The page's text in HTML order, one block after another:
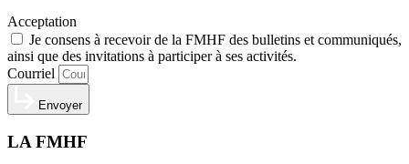
Acceptation
Je consens à recevoir de la FMHF des bulletins et communiqués,
ainsi que des invitations à participer à ses activités.
Courriel
Envoyer
LA FMHF